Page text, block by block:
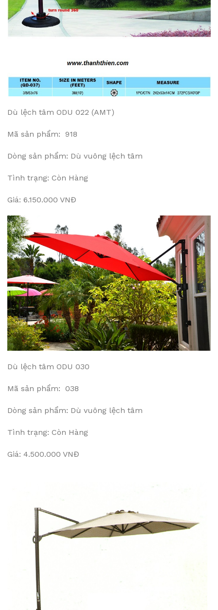
Dù lệch tâm ODU 022 (AMT)
Mã sản phẩm: 918
Dòng sản phẩm: Dù vuông lệch tâm
Tình trạng: Còn Hàng
Giá: 6.150.000 VNĐ
Dù lệch tâm ODU 030
Mã sản phẩm: 038
Dòng sản phẩm: Dù vuông lệch tâm
Tình trạng: Còn Hàng
Giá: 4.500.000 VNĐ